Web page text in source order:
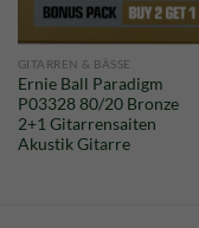
GITARREN & BÄSSE
Ernie Ball Paradigm
P03328 80/20 Bronze
2+1 Gitarrensaiten
Akustik Gitarre